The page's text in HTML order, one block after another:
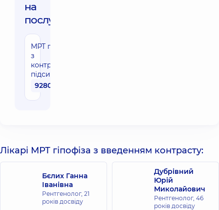
на
послуги:
МРТ гіпофіза
з
контрастним
підсиленням
9280 грн
Лікарі МРТ гіпофіза з введенням контрасту:
Бєлих Ганна
Іванівна
Рентгенолог, 21
років досвіду
Дубрівний
Юрій
Миколайович
Рентгенолог, 46
років досвіду